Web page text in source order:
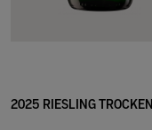
2025 RIESLING TROCKEN